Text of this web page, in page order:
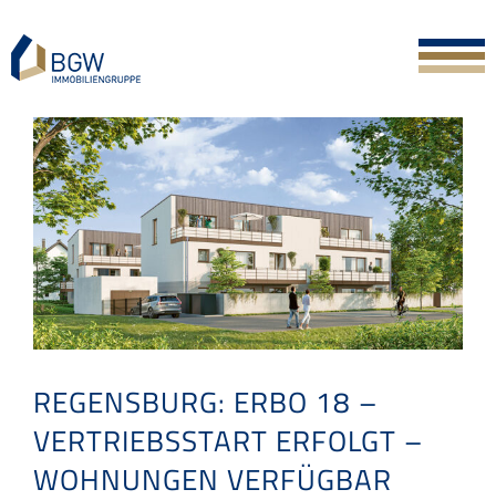
to
content
REGENSBURG: ERBO 18 –
VERTRIEBSSTART ERFOLGT –
WOHNUNGEN VERFÜGBAR